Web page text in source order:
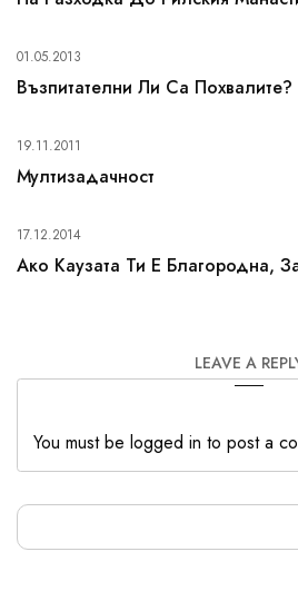
01.05.2013
Възпитателни Ли Са Похвалите?
19.11.2011
Мултизадачност
17.12.2014
Ако Каузата Ти Е Благородна,
LEAVE A
You must be logged in to post a